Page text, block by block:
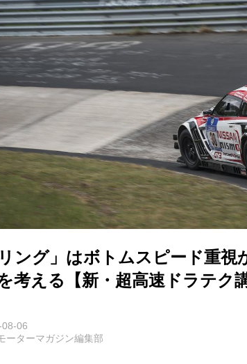
リング」はボトムスピード重
考える【新・超高速ドラテク
06
ーターマガジン編集部